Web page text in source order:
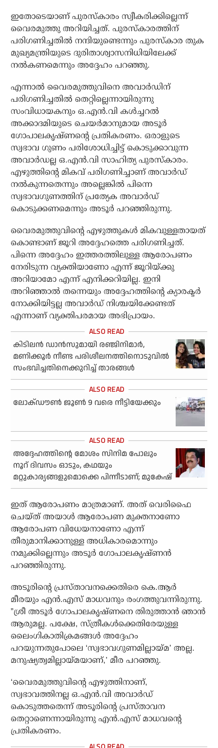
ഇതോടെയാണ് പുരസ്‌കാരം സ്വീകരിക്കില്ലെന്ന്
വൈരമുത്തു അറിയിച്ചത്. പുരസ്‌കാരത്തിന്
പരിഗണിച്ചതില്‍ നന്ദിയുണ്ടെന്നും പുരസ്‌കാര തുക
മുഖ്യമന്ത്രിയുടെ ദുരിതാശ്വാസനിധിയിലേക്ക്
നല്‍കണമെന്നും അദ്ദേഹം പറഞ്ഞു.
എന്നാല്‍ വൈരമുത്തുവിനെ അവാര്‍ഡിന്
പരിഗണിച്ചതില്‍ തെറ്റില്ലെന്നായിരുന്നു
സംവിധായകനും ഒ.എന്‍.വി കള്‍ച്ചറല്‍
അക്കാദമിയുടെ ചെയര്‍മാനുമായ അടൂര്‍
ഗോപാലകൃഷ്ണന്റെ പ്രതികരണം. ഒരാളുടെ
സ്വഭാവ ഗുണം പരിശോധിച്ചിട്ട് കൊടുക്കാവുന്ന
അവാര്‍ഡല്ല ഒ.എന്‍.വി സാഹിത്യ പുരസ്‌കാരം.
എഴുത്തിന്റെ മികവ് പരിഗണിച്ചാണ് അവാര്‍ഡ്
നല്‍കുന്നതെന്നും അല്ലെങ്കില്‍ പിന്നെ
സ്വഭാവഗുണത്തിന് പ്രത്യേക അവാര്‍ഡ്
കൊടുക്കണമെന്നും അടൂര്‍ പറഞ്ഞിരുന്നു.
വൈരമുത്തുവിന്റെ എഴുത്തുകള്‍ മികവുള്ളതായത്
കൊണ്ടാണ് ജൂറി അദ്ദേഹത്തെ പരിഗണിച്ചത്.
പിന്നെ അദ്ദേഹം ഇത്തരത്തിലുള്ള ആരോപണം
നേരിടുന്ന വ്യക്തിയാണോ എന്ന് ജൂറിയ്ക്കു
അറിയാമോ എന്ന് എനിക്കറിയില്ല. ഇനി
അറിഞ്ഞാല്‍ തന്നെയും അദ്ദേഹത്തിന്റെ ക്യാരക്ടര്‍
നോക്കിയിട്ടല്ല അവാര്‍ഡ് നിശ്ചയിക്കേണ്ടത്
എന്നാണ് വ്യക്തിപരമായ അഭിപ്രായം.
കിടിലന്‍ ഡാന്‍സുമായി രഞ്ജിനിമാര്‍,
മണിക്കൂര്‍ നീണ്ട പരിശീലനത്തിനൊടുവില്‍
സംഭവിച്ചതിനെക്കുറിച്ച് താരങ്ങള്‍
ലോക്ഡൗണ്‍ ജൂണ്‍ 9 വരെ നീട്ടിയേക്കും
അദ്ദേഹത്തിന്റെ മോശം സിനിമ പോലും
നൂറ് ദിവസം ഓടും, കഥയും
മറ്റുകാര്യങ്ങളുമൊക്കെ പിന്നീടാണ്; മുകേഷ്
ഇത് ആരോപണം മാത്രമാണ്. അത് വെരിഫൈ
ചെയ്ത് അയാള്‍ ആരോപണ മുക്തനാണോ
ആരോപണ വിധേയനാണോ എന്ന്
തീരുമാനിക്കാനുള്ള അധികാരമൊന്നും
നമുക്കില്ലെന്നും അടൂര്‍ ഗോപാലകൃഷ്ണന്‍
പറഞ്ഞിരുന്നു.
അടൂരിന്റെ പ്രസ്താവനക്കെതിരെ കെ.ആര്‍
മീരയും എന്‍.എസ് മാധവനും രംഗത്തുവന്നിരുന്നു.
”ശ്രീ അടൂര്‍ ഗോപാലകൃഷ്ണനെ തിരുത്താന്‍ ഞാന്‍
ആരുമല്ല. പക്ഷേ, സ്ത്രീകള്‍ക്കെതിരേയുള്ള
ലൈംഗികാതിക്രമങ്ങള്‍ അദ്ദേഹം
പറയുന്നതുപോലെ ‘സ്വഭാവഗുണമില്ലായ്മ’ അല്ല.
മനുഷ്യത്വമില്ലായ്മയാണ്,’ മീര പറഞ്ഞു.
‘വൈരമുത്തുവിന്റെ എഴുത്തിനാണ്,
സ്വഭാവത്തിനല്ല ഒ.എന്‍.വി അവാര്‍ഡ്
കൊടുത്തതെന്ന് അടൂരിന്റെ പ്രസ്താവന
തെറ്റാണെന്നായിരുന്നു എന്‍.എസ് മാധവന്റെ
പ്രതികരണം.